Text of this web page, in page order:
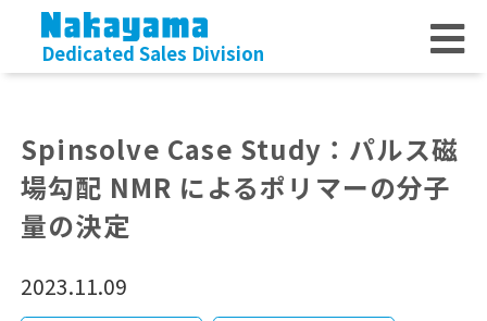
Dedicated Sales Division
Spinsolve Case Study：パルス磁
場勾配 NMR によるポリマーの分子
量の決定
2023.11.09